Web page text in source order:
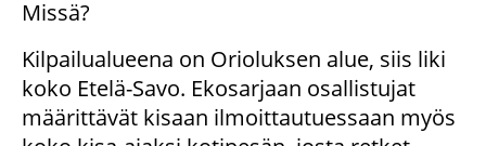
Missä?
Kilpailualueena on Orioluksen alue, siis liki
koko Etelä-Savo. Ekosarjaan osallistujat
määrittävät kisaan ilmoittautuessaan myös